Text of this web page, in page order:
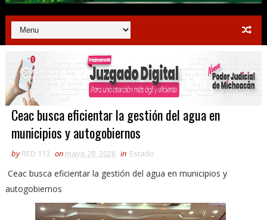
Ceac busca eficientar la gestión del agua en
municipios y autogobiernos
by RED 113 on mayo 28, 2026 in Estado
Ceac busca eficientar la gestión del agua en municipios y
autogobiernos